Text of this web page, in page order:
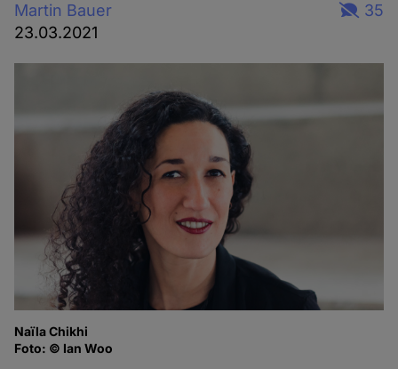
Martin Bauer
23.03.2021
35
Naïla Chikhi
Foto: © Ian Woo